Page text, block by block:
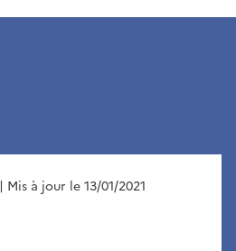
| Mis à jour le 13/01/2021